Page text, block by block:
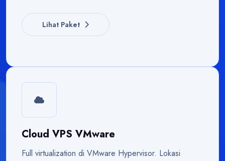
Lihat Paket
Cloud VPS VMware
Full virtualization di VMware Hypervisor. Lokasi